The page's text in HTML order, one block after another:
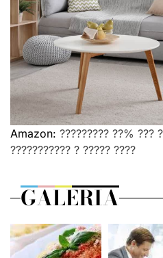
Amazon: ????????? ??% ???
??????????? ? ????? ????
GALERIA